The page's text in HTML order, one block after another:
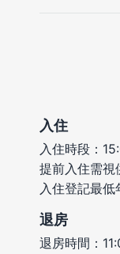
入住
入住時段：
提前入住需視
入住登記最低
退房
退房時間：